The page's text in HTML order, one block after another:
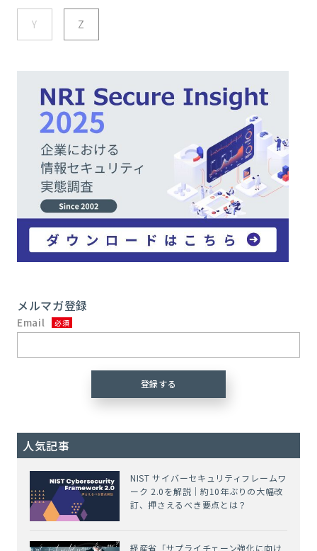
Y Z
メルマガ登録
Email
人気記事
NIST サイバーセキュリティフレームワ
ーク 2.0を解説｜約10年ぶりの大幅改
訂、押さえるべき要点とは？
経産省「サプライチェーン強化に向け